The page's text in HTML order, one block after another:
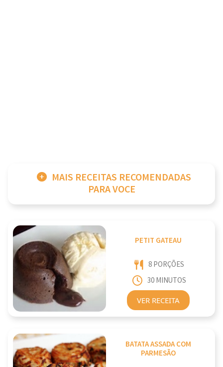
MAIS RECEITAS RECOMENDADAS
PARA VOCE
PETIT GATEAU
8 PORÇÕES
30 MINUTOS
VER RECEITA
BATATA ASSADA COM
PARMESÃO